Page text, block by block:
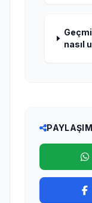
nasıl
PAYLAŞIM